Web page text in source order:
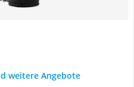
weitere Angebote